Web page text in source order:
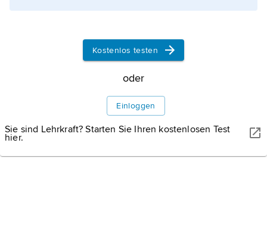
Kostenlos testen
oder
Einloggen
Sie sind Lehrkraft? Starten Sie Ihren kostenlosen Test
hier.